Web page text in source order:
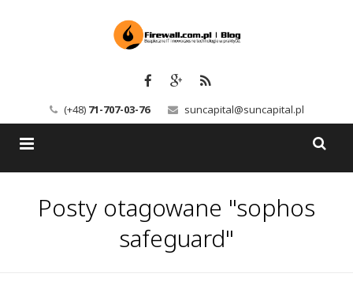
(+48) 71-707-03-76 suncapital@suncapital.pl
Backup-Solutions
Usługi
Posty otagowane "sophos
safeguard"